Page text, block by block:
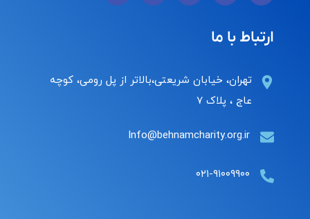
ارتباط با ما
تهران، خیابان شریعتی،بالاتر از پل رومی، کوچه
عاج ، پلاک ۷
Info@behnamcharity.org.ir
۰۲۱-۹۱۰۰۹۹۰۰